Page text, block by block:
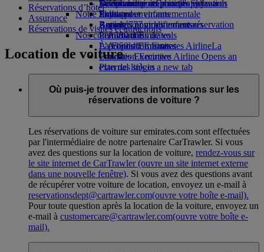
Boissons
Notre flotte
Boeing 777
L’A380 d’Emirates
L’A350 d’Emirates
Emirates Executive
Plan des sièges
Divertissements pour les enfants
Jouets pour enfants
Activités pour les enfants
La durabilité en pratique
Politique environnementale
Rapports environnementaux
Nos communautés
La Fondation Emirates AirlineLa
Fondation Emirates Airline Opens an
external link in a new tab
Parrainages
Se connecter à Emirates Skywards
Skywards+
Téléphone portable et l'application
Emirates
Annuler ou modifier une réservation
Perturbations de vols
À propos d’Emirates
Réservations d’hôtel
Assurance
Réservations de visites et attractions
Location de voiture
Où puis-je trouver des informations sur les
réservations de voiture ?
Les réservations de voiture sur emirates.com sont effectuées
par l'intermédiaire de notre partenaire CarTrawler. Si vous
avez des questions sur la location de voiture, rendez-vous sur
le site internet de CarTrawler(ouvre un site internet externe
dans une nouvelle fenêtre). Si vous avez des questions avant
de récupérer votre voiture de location, envoyez un e-mail à
reservationsdept@cartrawler.com(ouvre votre boîte e-mail).
Pour toute question après la location de la voiture, envoyez un
e-mail à customercare@cartrawler.com(ouvre votre boîte e-
mail).